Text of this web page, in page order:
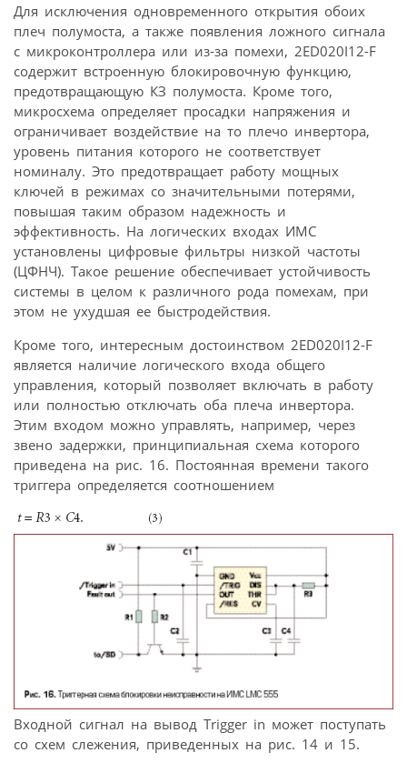
Для исключения одновременного открытия обоих
плеч полумоста, а также появления ложного сигнала
с микроконтроллера или из-за помехи, 2ED020I12-F
содержит встроенную блокировочную функцию,
предотвращающую КЗ полумоста. Кроме того,
микросхема определяет просадки напряжения и
ограничивает воздействие на то плечо инвертора,
уровень питания которого не соответствует
номиналу. Это предотвращает работу мощных
ключей в режимах со значительными потерями,
повышая таким образом надежность и
эффективность. На логических входах ИМС
установлены цифровые фильтры низкой частоты
(ЦФНЧ). Такое решение обеспечивает устойчивость
системы в целом к различного рода помехам, при
этом не ухудшая ее быстродействия.
Кроме того, интересным достоинством 2ED020I12-F
является наличие логического входа общего
управления, который позволяет включать в работу
или полностью отключать оба плеча инвертора.
Этим входом можно управлять, например, через
звено задержки, принципиальная схема которого
приведена на рис. 16. Постоянная времени такого
триггера определяется соотношением
Входной сигнал на вывод Trigger in может поступать
со схем слежения, приведенных на рис. 14 и 15.